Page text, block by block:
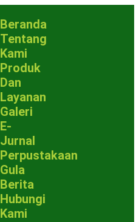
Beranda
Tentang
Kami
Produk
Dan
Layanan
Galeri
E-
Jurnal
Perpustakaan
Gula
Berita
Hubungi
Kami